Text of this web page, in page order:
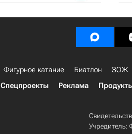
Фигурное катание Биатлон ЗОЖ
Спецпроекты
Реклама
Учредитель: